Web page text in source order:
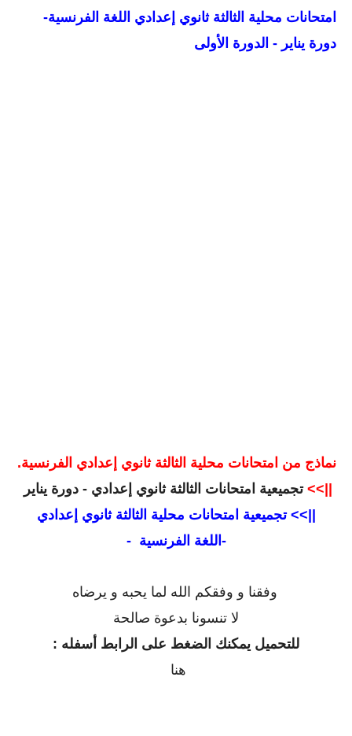
امتحانات محلية الثالثة ثانوي إعدادي اللغة الفرنسية-
دورة يناير - الدورة الأولى
نماذج من امتحانات محلية الثالثة ثانوي إعدادي الفرنسية.
||>>تجميعية امتحانات الثالثة ثانوي إعدادي - دورة يناير
||>>تجميعية امتحانات محلية الثالثة ثانوي إعدادي
- اللغة الفرنسية -
وفقنا و وفقكم الله لما يحبه و يرضاه
لا تنسونا بدعوة صالحة
للتحميل يمكنك الضغط على الرابط أسفله :
هنا